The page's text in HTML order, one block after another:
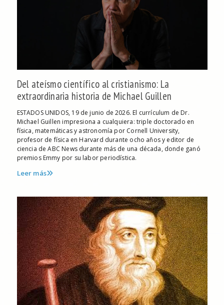
Del ateísmo científico al cristianismo: La
extraordinaria historia de Michael Guillen
ESTADOS UNIDOS, 19 de junio de 2026. El currículum de Dr.
Michael Guillen impresiona a cualquiera: triple doctorado en
física, matemáticas y astronomía por Cornell University,
profesor de física en Harvard durante ocho años y editor de
ciencia de ABC News durante más de una década, donde ganó
premios Emmy por su labor periodística.
Leer más